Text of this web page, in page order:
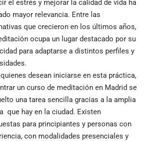
el estrés y mejorar la calidad de vida ha
mayor relevancia. Entre las
que crecieron en los últimos años,
ocupa un lugar destacado por su
para adaptarse a distintos perfiles y
quienes desean iniciarse en esta práctica,
un curso de meditación en Madrid se
una tarea sencilla gracias a la amplia
que hay en la ciudad. Existen
para principiantes y personas con
con modalidades presenciales y